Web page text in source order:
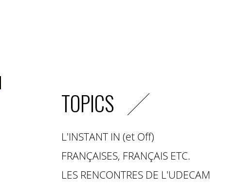
TOPICS
L'INSTANT IN (et Off)
FRANÇAISES, FRANÇAIS ETC.
LES RENCONTRES DE L'UDECAM